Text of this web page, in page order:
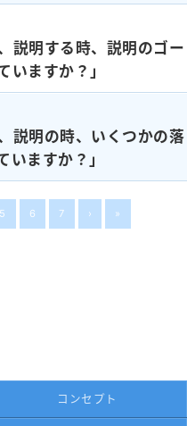
説明する時、説明のゴー
いますか？」
説明の時、いくつかの落
いますか？」
5 6 7 › »
コンセプト